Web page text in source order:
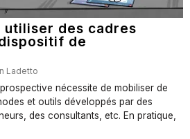
utiliser des cadres
de
Ladetto
nécessite de mobiliser de
et outils développés par des
des consultants, etc. En pratique,